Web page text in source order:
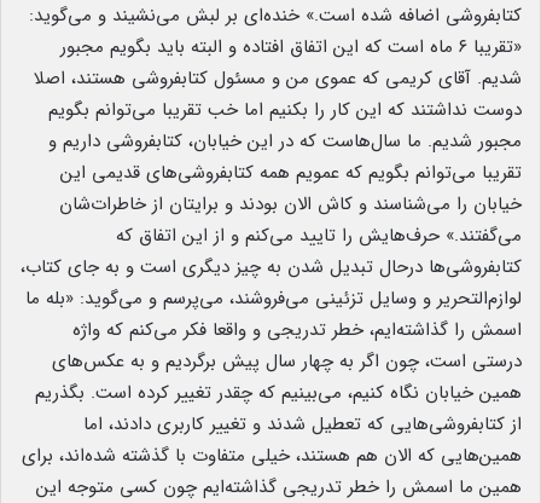
کتابفروشی اضافه شده است.» خنده‌ای بر لبش می‌نشیند و می‌گوید:
«تقریبا ۶ ماه است که این اتفاق افتاده و البته باید بگویم مجبور
شدیم. آقای کریمی که عموی من و مسئول کتابفروشی هستند، اصلا
دوست نداشتند که این کار را بکنیم اما خب تقریبا می‌توانم بگویم
مجبور شدیم. ما سال‌هاست که در این خیابان، کتابفروشی داریم و
تقریبا می‌توانم بگویم که عمویم همه کتابفروشی‌های قدیمی این
خیابان را می‌شناسند و کاش الان بودند و برایتان از خاطرات‌شان
می‌گفتند.» حرف‌هایش را تایید می‌کنم و از این اتفاق که
کتابفروشی‌ها درحال تبدیل شدن به چیز دیگری است و به جای کتاب،
لوازم‌التحریر و وسایل تزئینی می‌فروشند، می‌پرسم و می‌گوید: «بله ما
اسمش را گذاشته‌ایم، خطر تدریجی و واقعا فکر می‌کنم که واژه
درستی است، چون اگر به چهار سال پیش برگردیم و به عکس‌های
همین خیابان نگاه کنیم، می‌بینیم که چقدر تغییر کرده است. بگذریم
از کتابفروشی‌هایی که تعطیل شدند و تغییر کاربری دادند، اما
همین‌هایی که الان هم هستند، خیلی متفاوت با گذشته شده‌اند، برای
همین ما اسمش را خطر تدریجی گذاشته‌ایم چون کسی متوجه این